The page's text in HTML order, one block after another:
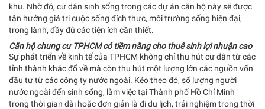
khu. Nhờ đó, cư dân sinh sống trong các dự án căn hộ này sẽ được
tận hưởng giá trị cuộc sống đích thực, môi trường sống hiện đại,
trong lành, đầy đủ các tiện ích cần thiết.
Căn hộ chung cư TPHCM có tiềm năng cho thuê sinh lợi nhuận cao
Sự phát triển về kinh tế của TPHCM không chỉ thu hút cư dân từ các
tỉnh thành khác đổ về mà còn thu hút một lượng lớn các nguồn vốn
đầu tư từ các công ty nước ngoài. Kéo theo đó, số lượng người
nước ngoài đến sinh sống, làm việc tại Thành phố Hồ Chí Minh
trong thời gian dài hoặc đơn giản là đi du lịch, trải nghiệm trong thời